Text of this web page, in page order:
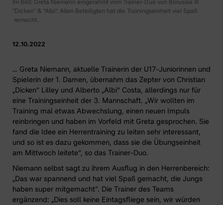
Im Bild: Greta Niemann eingerahmt vom Trainer-Duo von Borussia III
"Dicken" & "Albi". Allen Beteiligten hat die Trainingseinheit viel Spaß
gemacht.
12.10.2022
… Greta Niemann, aktuelle Trainerin der U17-Juniorinnen und
Spielerin der 1. Damen, übernahm das Zepter von Christian
„Dicken“ Lilley und Alberto „Albi“ Costa, allerdings nur für
eine Trainingseinheit der 3. Mannschaft. „Wir wollten im
Training mal etwas Abwechslung, einen neuen Impuls
reinbringen und haben im Vorfeld mit Greta gesprochen. Sie
fand die Idee ein Herrentraining zu leiten sehr interessant,
und so ist es dazu gekommen, dass sie die Übungseinheit
am Mittwoch leitete“, so das Trainer-Duo.
Niemann selbst sagt zu ihrem Ausflug in den Herrenbereich:
„Das war spannend und hat viel Spaß gemacht, die Jungs
haben super mitgemacht“. Die Trainer des Teams
ergänzend: „Dies soll keine Eintagsfliege sein, wir würden